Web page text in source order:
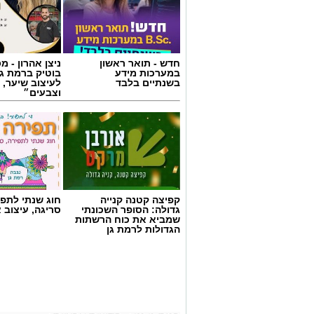
צילום: מד"א הצלה דרום
מגן דוד אדום פרסם הבוקר קריאה דחופה
התרמת הדם ברחבי הארץ, בעקבות
מלאי הדם בבנק הדם הלאומי הולך
חדש - תואר ראשון
במערכות מידע
בשנתיים בלבד
ניצן אהרון -
בוטיק ברמת
לעיצוב
וצבעים״
קפיצה קטנה קנייה
גדולה: הסופר השכונתי
שמביא את כוח הרשתות
הגדולות לרמת גן
חוג שנתי
סריגה, עיצוב